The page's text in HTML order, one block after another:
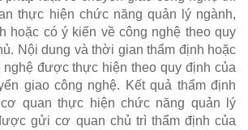
thực hiện chức năng quản lý ngành,
hoặc có ý kiến về công nghệ theo quy
Nội dung và thời gian thẩm định hoặc
được thực hiện theo quy định của
giao công nghệ. Kết quả thẩm định
quan thực hiện chức năng quản lý
gửi cơ quan chủ trì thẩm định của